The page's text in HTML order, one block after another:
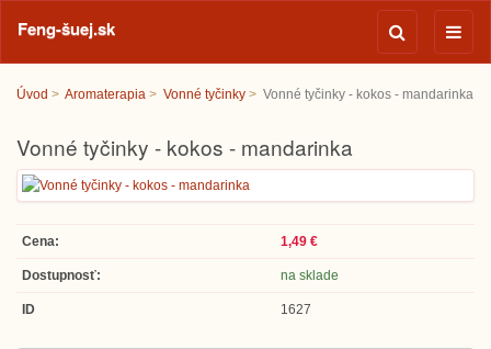
Feng-šuej.sk
Úvod Aromaterapia Vonné tyčinky Vonné tyčinky - kokos - mandarinka
Vonné tyčinky - kokos - mandarinka
Cena: 1,49 €
Dostupnosť: na sklade
ID 1627